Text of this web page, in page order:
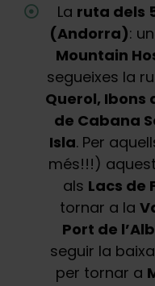
La ruta dels
(Andorra):
Mountain
segueixes la
Querol, Ibons
de Cabana
Isla. Per
més!!!)
als Lacs de
tornar a la
Port de
seguir la
per tornar a